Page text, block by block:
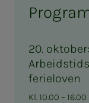
20.
ferieloven
Kl. 10.00 –